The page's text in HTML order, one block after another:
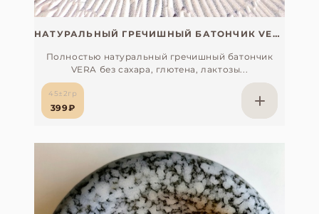
НАТУРАЛЬНЫЙ ГРЕЧИШНЫЙ БАТОНЧИК VERA БЕЗ САХАРА, СОИ, ГЛЮТЕНА И ЛАКТОЗЫ (ВЕГАН)
Полностью натуральный гречишный батончик
VERA без сахара, глютена, лактозы...
45±2гр
399₽